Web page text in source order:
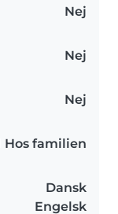
Nej
Nej
Nej
Hos familien
Dansk
Engelsk